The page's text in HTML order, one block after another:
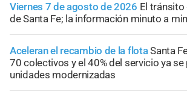
Viernes 7 de agosto de 2026 El tránsito
de Santa Fe; la información minuto a
Aceleran el recambio de la flotaSanta
70 colectivos y el 40% del servicio ya
unidades modernizadas